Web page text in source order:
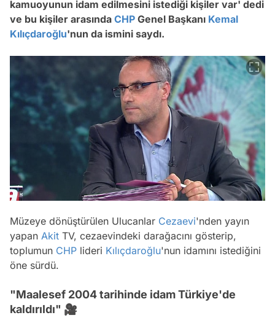
kamuoyunun idam edilmesini istediği kişiler var' dedi
ve bu kişiler arasında CHP Genel Başkanı Kemal
Kılıçdaroğlu'nun da ismini saydı.
Müzeye dönüştürülen Ulucanlar Cezaevi'nden yayın
yapan Akit TV, cezaevindeki darağacını gösterip,
toplumun CHP lideri Kılıçdaroğlu'nun idamını istediğini
öne sürdü.
"Maalesef 2004 tarihinde idam Türkiye'de
kaldırıldı" 🎥